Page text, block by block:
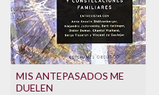
MIS ANTEPASADOS ME
DUELEN